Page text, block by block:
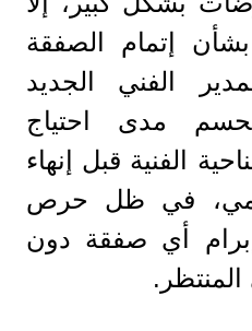
بشأن إتمام الصفقة
الفني الجديد
مدى احتياج
الفنية قبل إنهاء
في ظل حرص
أي صفقة دون
المنتظر.